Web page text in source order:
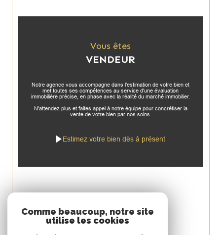
Vous êtes
VENDEUR
Notre agence vous accompagne dans l'estimation de votre bien et
met toutes ses compétences au service d'une évaluation
immobilière précise, en phase avec la réalité du marché immobilier.
N'attendez plus et faites appel à notre équipe pour concrétiser la
vente de votre bien par nos soins.
Estimez votre bien dès à présent
Espace
PROPRIÉTAIRE
Comme beaucoup, notre site
utilise les cookies